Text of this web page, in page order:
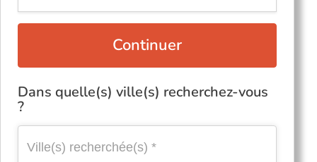
Continuer
Dans quelle(s) ville(s) recherchez-vous
?